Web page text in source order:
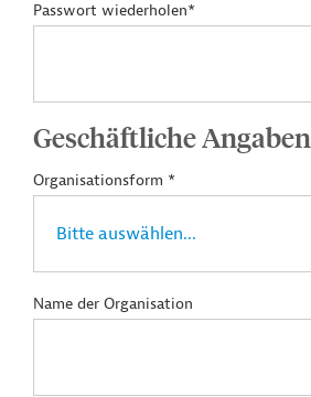
Passwort wiederholen*
Geschäftliche Angaben
Organisationsform *
Name der Organisation